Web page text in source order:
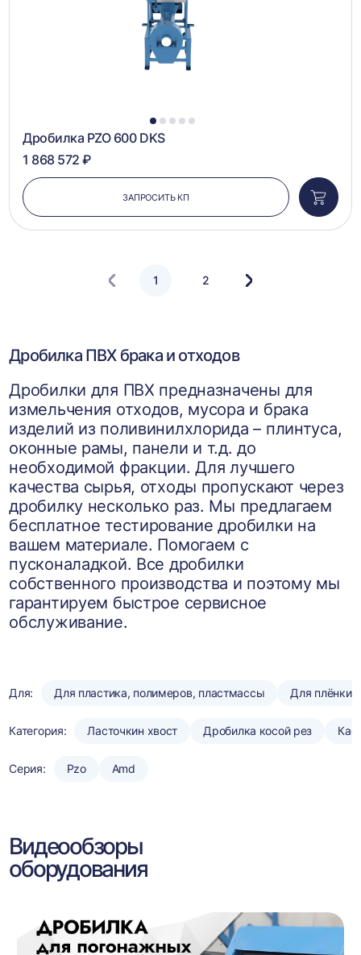
1 2 3 4 5
Дробилка PZO 600 DKS
1 868 572 ₽
ЗАПРОСИТЬ КП
в
1 2
Следующая
Дробилка ПВХ брака и отходов
Дробилки для ПВХ предназначены для
измельчения отходов, мусора и брака
изделий из поливинилхлорида – плинтуса,
оконные рамы, панели и т.д. до
необходимой фракции. Для лучшего
качества сырья, отходы пропускают через
дробилку несколько раз. Мы предлагаем
бесплатное тестирование дробилки на
вашем материале. Помогаем с
пусконаладкой. Все дробилки
собственного производства и поэтому мы
гарантируем быстрое сервисное
обслуживание.
Для: Для пластика, полимеров, пластмассы Для плёнки
Категория: Ласточкин хвост Дробилка косой рез
Серия: Pzo Amd
Видеообзоры
оборудования